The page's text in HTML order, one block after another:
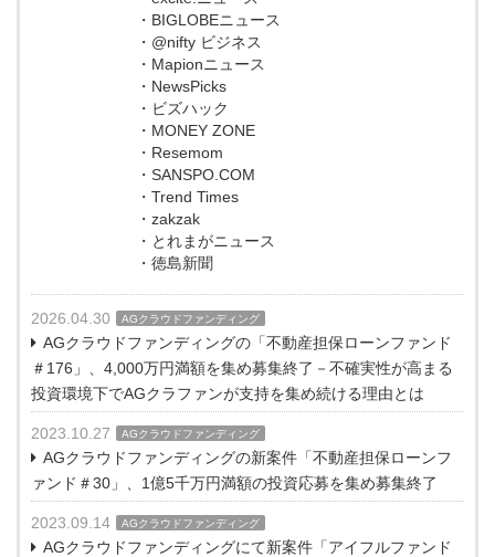
・BIGLOBEニュース
・@nifty ビジネス
・Mapionニュース
・NewsPicks
・ビズハック
・MONEY ZONE
・Resemom
・SANSPO.COM
・Trend Times
・zakzak
・とれまがニュース
・徳島新聞
2026.04.30 AGクラウドファンディング
AGクラウドファンディングの「不動産担保ローンファンド
＃176」、4,000万円満額を集め募集終了－不確実性が高まる
投資環境下でAGクラファンが支持を集め続ける理由とは
2023.10.27 AGクラウドファンディング
AGクラウドファンディングの新案件「不動産担保ローンフ
ァンド＃30」、1億5千万円満額の投資応募を集め募集終了
2023.09.14 AGクラウドファンディング
AGクラウドファンディングにて新案件「アイフルファンド